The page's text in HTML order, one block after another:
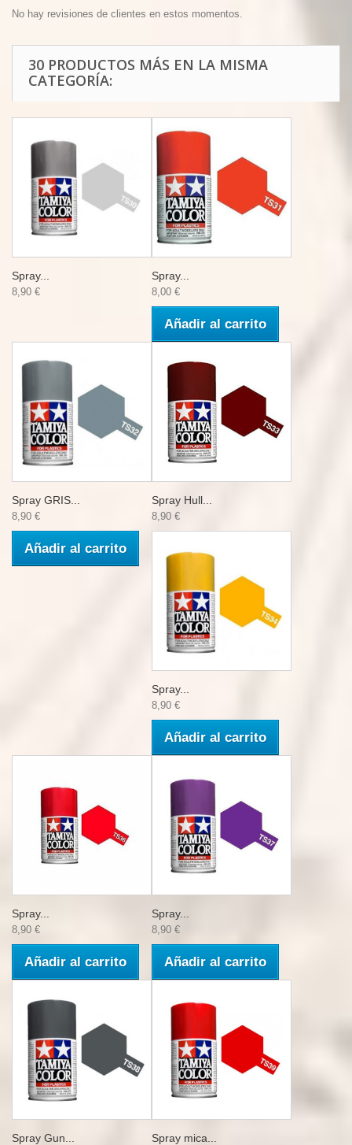
No hay revisiones de clientes en estos momentos.
30 PRODUCTOS MÁS EN LA MISMA
CATEGORÍA:
Spray...
8,90 €
Spray...
8,00 €
Añadir al carrito
Spray GRIS...
8,90 €
Añadir al carrito
Spray Hull...
8,90 €
Spray...
8,90 €
Añadir al carrito
Spray...
8,90 €
Añadir al carrito
Spray...
8,90 €
Añadir al carrito
Spray Gun... Spray mica...